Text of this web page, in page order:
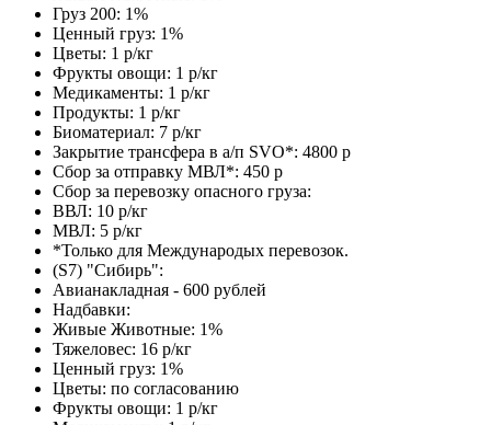
Груз 200: 1%
Ценный груз: 1%
Цветы: 1 р/кг
Фрукты овощи: 1 р/кг
Медикаменты: 1 р/кг
Продукты: 1 р/кг
Биоматериал: 7 р/кг
Закрытие трансфера в а/п SVO*: 4800 р
Сбор за отправку МВЛ*: 450 р
Сбор за перевозку опасного груза:
ВВЛ: 10 р/кг
МВЛ: 5 р/кг
*Только для Международых перевозок.
(S7) "Сибирь":
Авианакладная - 600 рублей
Надбавки:
Живые Животные: 1%
Тяжеловес: 16 р/кг
Ценный груз: 1%
Цветы: по согласованию
Фрукты овощи: 1 р/кг